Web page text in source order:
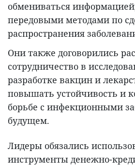
обмениваться
передовыми методами по
распространения
Они также договорились
сотрудничество в
разработке вакцин и
повышать устойчивость и
борьбе с инфекционными
будущем.
Лидеры обязались
инструменты денежно-